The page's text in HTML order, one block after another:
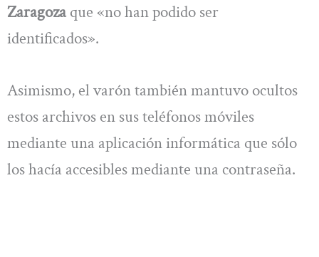
Zaragozaque «no han podido ser
identificados».
Asimismo, el varón también mantuvo ocultos
estos archivos en sus teléfonos móviles
mediante una aplicación informática que sólo
los hacía accesibles mediante una contraseña.